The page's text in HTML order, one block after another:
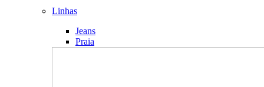
Linhas
Jeans
Praia